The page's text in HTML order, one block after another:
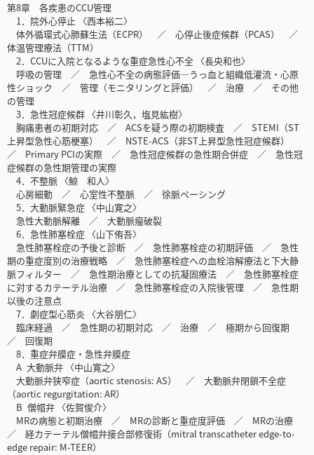
第8章 各疾患のCCU管理
1．院外心停止 〈西本裕二〉
体外循環式心肺蘇生法（ECPR） ／ 心停止後症候群（PCAS） ／
体温管理療法（TTM）
2．CCUに入院となるような重症急性心不全 〈長央和也〉
呼吸の管理 ／ 急性心不全の病態評価―うっ血と組織低灌流・心原
性ショック ／ 管理（モニタリングと評価） ／ 治療 ／ その他
の管理
3．急性冠症候群 〈井川彰久，塩見紘樹〉
胸痛患者の初期対応 ／ ACSを疑う際の初期検査 ／ STEMI（ST
上昇型急性心筋梗塞） ／ NSTE-ACS（非ST上昇型急性冠症候群）
／ Primary PCIの実際 ／ 急性冠症候群の急性期合併症 ／ 急性冠
症候群の急性期管理の実際
4．不整脈 〈鯨 和人〉
心房細動 ／ 心室性不整脈 ／ 徐脈ペーシング
5．大動脈緊急症 〈中山寛之〉
急性大動脈解離 ／ 大動脈瘤破裂
6．急性肺塞栓症 〈山下侑吾〉
急性肺塞栓症の予後と診断 ／ 急性肺塞栓症の初期評価 ／ 急性
期の重症度別の治療戦略 ／ 急性肺塞栓症への血栓溶解療法と下大静
脈フィルター ／ 急性期治療としての抗凝固療法 ／ 急性肺塞栓症
に対するカテーテル治療 ／ 急性肺塞栓症の入院後管理 ／ 急性期
以後の注意点
7．劇症型心筋炎 〈大谷朋仁〉
臨床経過 ／ 急性期の初期対応 ／ 治療 ／ 極期から回復期
／ 回復期
8．重症弁膜症・急性弁膜症
A 大動脈弁 〈中山寛之〉
大動脈弁狭窄症（aortic stenosis: AS） ／ 大動脈弁閉鎖不全症
（aortic regurgitation: AR）
B 僧帽弁 〈佐賀俊介〉
MRの病態と初期治療 ／ MRの診断と重症度評価 ／ MRの治療
／ 経カテーテル僧帽弁接合部修復術（mitral trans­catheter edge-to-
edge repair: M-TEER）